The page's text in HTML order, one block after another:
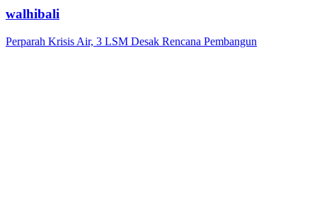
walhibali
Perparah Krisis Air, 3 LSM Desak Rencana Pembangun